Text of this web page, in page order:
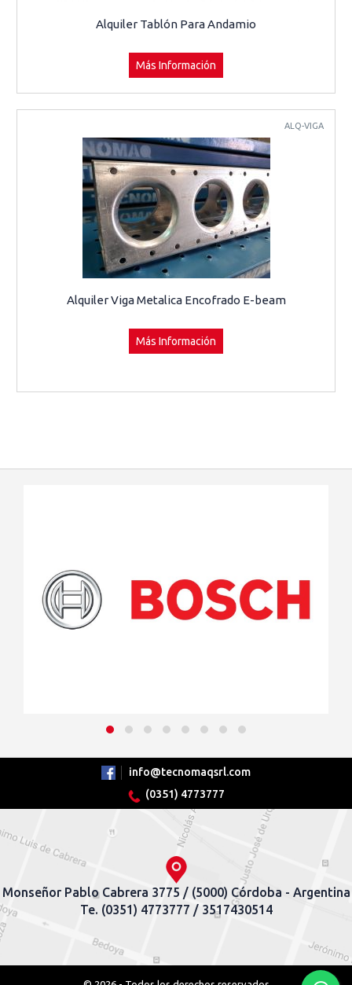
Alquiler Tablón Para Andamio
Más Información
ALQ-VIGA
Alquiler Viga Metalica Encofrado E-beam
Más Información
info@tecnomaqsrl.com
(0351) 4773777
Monseñor Pablo Cabrera 3775 / (5000) Córdoba - Argentina
Te. (0351) 4773777 / 3517430514